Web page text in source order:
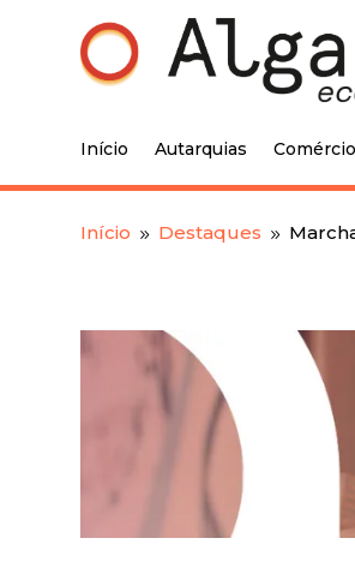
Início Autarquias
Início 9 Destaques 9